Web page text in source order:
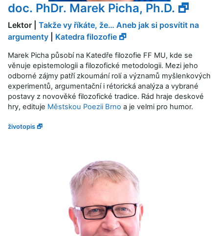
doc. PhDr. Marek Picha, Ph.D. 🗗
Lektor | Takže vy říkáte, že… Aneb jak si posvítit na
argumenty
Katedra filozofie 🗗
Marek Picha působí na Katedře filozofie FF MU, kde se
věnuje epistemologii a filozofické metodologii. Mezi jeho
odborné zájmy patří zkoumání rolí a významů myšlenkových
experimentů, argumentační i rétorická analýza a vybrané
postavy z novověké filozofické tradice. Rád hraje deskové
hry, edituje Městskou Poezii Brno a je velmi pro humor.
životopis 🗗